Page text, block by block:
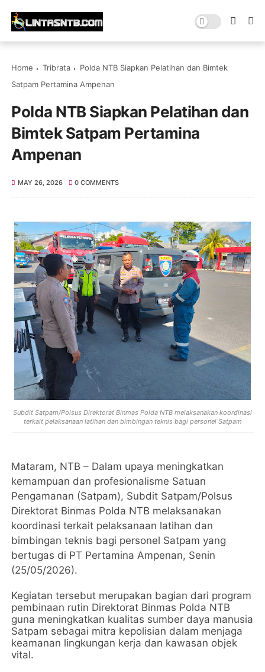
Home Tribrata
Polda NTB Siapkan Pelatihan dan Bimtek
Satpam Pertamina Ampenan
Polda NTB Siapkan Pelatihan dan
Bimtek Satpam Pertamina
Ampenan
MAY 26, 2026 0 COMMENTS
Subdit Satpam/Polsus Direktorat Binmas Polda NTB melaksanakan koordinasi
terkait pelaksanaan latihan dan bimbingan teknis bagi personel Satpam
Mataram, NTB – Dalam upaya meningkatkan
kemampuan dan profesionalisme Satuan
Pengamanan (Satpam), Subdit Satpam/Polsus
Direktorat Binmas Polda NTB melaksanakan
koordinasi terkait pelaksanaan latihan dan
bimbingan teknis bagi personel Satpam yang
bertugas di PT Pertamina Ampenan, Senin
(25/05/2026).
Kegiatan tersebut merupakan bagian dari program
pembinaan rutin Direktorat Binmas Polda NTB
guna meningkatkan kualitas sumber daya manusia
Satpam sebagai mitra kepolisian dalam menjaga
keamanan lingkungan kerja dan kawasan objek
vital.